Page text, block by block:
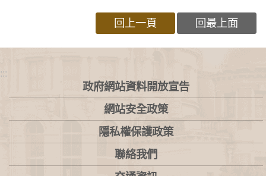
回上一頁 回最上面
:::
政府網站資料開放宣告
網站安全政策
隱私權保護政策
聯絡我們